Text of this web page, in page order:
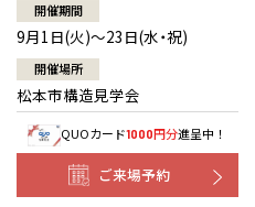
開催期間
9月1日(火)～23日(水・祝)
開催場所
松本市構造見学会
QUOカード1000円分進呈中！
ご来場予約